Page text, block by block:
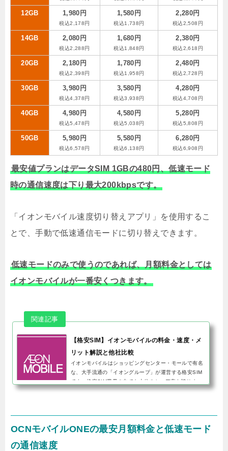
12GB 1,980円
税込2,178円
1,580円
税込1,738円
2,280円
税込2,508円
14GB 2,080円
税込2,288円
1,680円
税込1,848円
2,380円
税込2,618円
20GB 2,180円
税込2,398円
1,780円
税込1,958円
2,480円
税込2,728円
30GB 3,980円
税込4,378円
3,580円
税込3,938円
4,280円
税込4,708円
40GB 4,980円
税込5,478円
4,580円
税込5,038円
5,280円
税込5,808円
50GB 5,980円
税込6,578円
5,580円
税込6,138円
6,280円
税込6,908円
最安値プランはデータSIM 1GBの480円、低速モード
時の通信速度は下り最大200kbpsです。
「イオンモバイル速度切り替えアプリ」を使用するこ
とで、手動で低速通信モードに切り替えできます。
低速モードのみで使うのであれば、月額料金としては
イオンモバイルが一番安くつきます。
【格安SIM】イオンモバイルの料金・速度・メ
リット解説と他社比較
イオンモバイルはショッピングセンター・モールで有名
な、大手流通の「イオングループ」が運営する格安SIM
です。格安SIM業界の中でも上位のシェア率を誇りま
す。結論から言うと、イオンモバイルはデータ容量を1
OCNモバイルONEの最安月額料金と低速モード
の通信速度